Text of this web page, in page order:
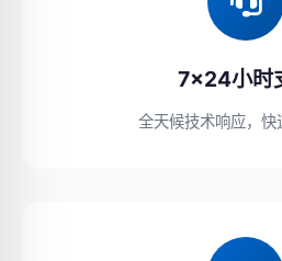
7×24小时
全天候技术响应，快